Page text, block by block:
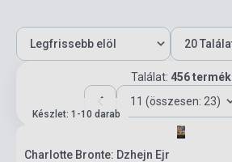
Találat: 456 termék
11 (összesen: 23)
Készlet: 1-10 darab
Charlotte Bronte: Dzhejn Ejr